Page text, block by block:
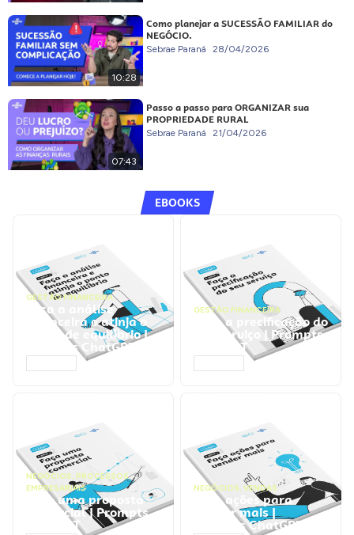
10:28
Como planejar a SUCESSÃO FAMILIAR do
NEGÓCIO.
Sebrae Paraná 28/04/2026
07:43
Passo a passo para ORGANIZAR sua
PROPRIEDADE RURAL
Sebrae Paraná 21/04/2026
EBOOKS
GESTÃO FINANCEIRA
Faça a análise
financeira e atinja o
ponto de equilíbrio |
Prompts ChatGPT
GESTÃO FINANCEIRA
Faça a precificação do
seu serviço | Prompts
ChatGPT
NEGÓCIOS, PROCESSOS
EMPRESARIAIS
Faça uma proposta
comercial | Prompts
ChatGPT
NEGÓCIOS, VENDAS
Faça ações para
vender mais |
Prompts ChatGPT